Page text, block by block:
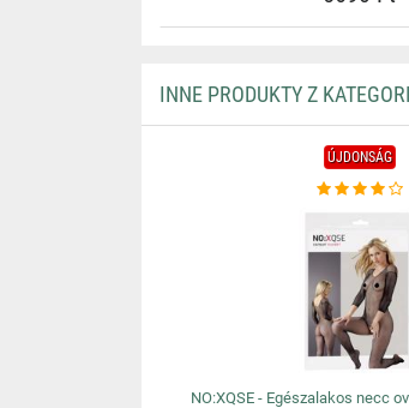
INNE PRODUKTY Z
ÚJDONSÁG
NO:XQSE - Egészalakos necc